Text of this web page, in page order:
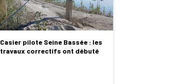
Casier pilote Seine Bassée : les
travaux correctifs ont débuté